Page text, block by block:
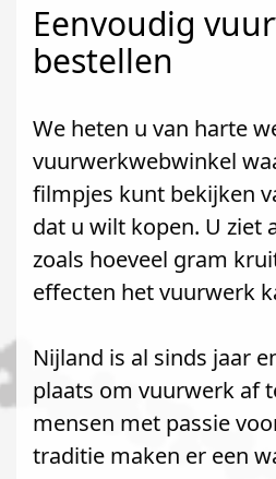
Eenvoudig
bestellen
We heten u van harte
vuurwerkwebwinkel
filmpjes kunt bekijken
dat u wilt kopen. U ziet
zoals hoeveel gram
effecten het vuurwerk
Nijland is al sinds jaar
plaats om vuurwerk af
mensen met passie
traditie maken er een